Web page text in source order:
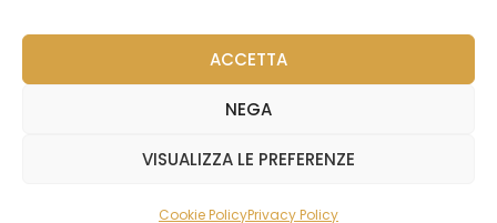
ACCETTA
NEGA
VISUALIZZA LE PREFERENZE
Cookie PolicyPrivacy Policy
by meravigliä